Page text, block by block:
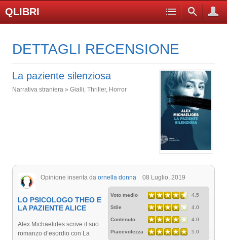
QLIBRI
DETTAGLI RECENSIONE
La paziente silenziosa
Narrativa straniera » Gialli, Thriller, Horror
Opinione inserita da ornella donna 08 Luglio, 2019
Voto medio 4.5
Stile 4.0
Contenuto 4.0
Piacevolezza 5.0
LO PSICOLOGO THEO E
LA PAZIENTE ALICE
Alex Michaelides scrive il suo
romanzo d’esordio con La